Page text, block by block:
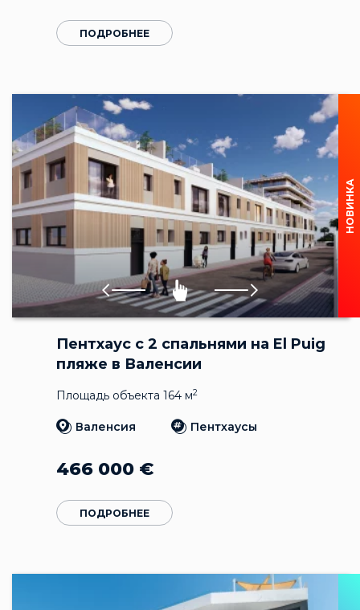
ПОДРОБНЕЕ
НОВИНКА
Пентхаус с 2 спальнями на El Puig
пляже в Валенсии
Площадь объекта 164 м2
Валенсия Пентхаусы
466 000 €
ПОДРОБНЕЕ